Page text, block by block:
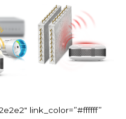
link_color=”#ffffff”